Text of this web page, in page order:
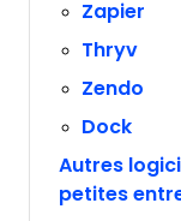
Zapier
Thryv
Zendo
Dock
Autres
petites